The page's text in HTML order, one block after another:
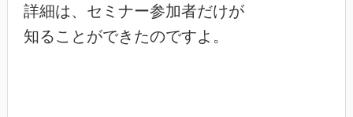
詳細は、セミナー参加者だけが
知ることができたのですよ。